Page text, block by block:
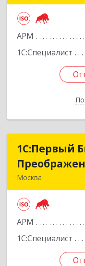
АРМ
1С:Специалист
1С:Первый
Москва
АРМ
1С:Специалист